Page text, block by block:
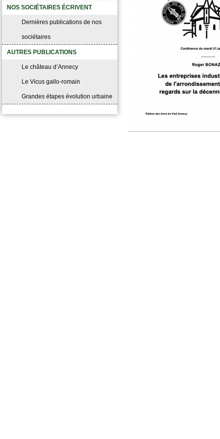
NOS SOCIÉTAIRES ÉCRIVENT
Dernières publications de nos
sociétaires
AUTRES PUBLICATIONS
Le château d’Annecy
Le Vicus gallo-romain
Grandes étapes évolution urbaine